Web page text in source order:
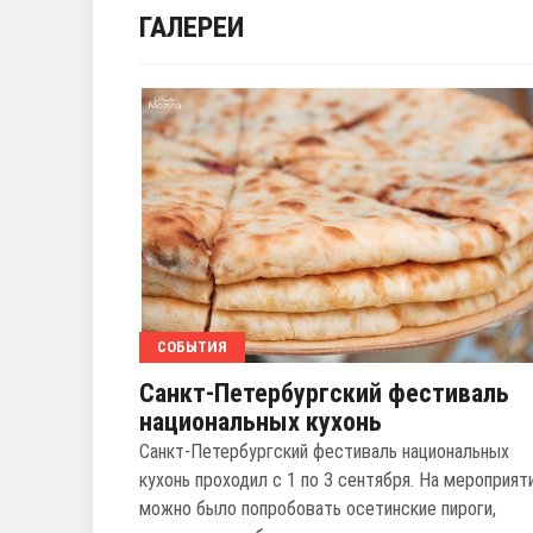
ГАЛЕРЕИ
СОБЫТИЯ
Санкт-Петербургский фестиваль
национальных кухонь
Санкт-Петербургский фестиваль национальных
кухонь проходил с 1 по 3 сентября. На
можно было попробовать осетинские пироги,